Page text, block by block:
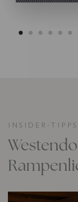
INSIDER-TIPPS